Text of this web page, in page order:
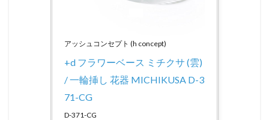
アッシュコンセプト (h concept)
+d フラワーベース ミチクサ (雲)
/ 一輪挿し 花器 MICHIKUSA D-3
71-CG
D-371-CG